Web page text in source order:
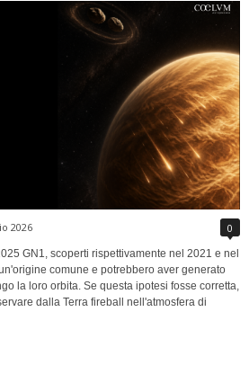
2026 0
GN1, scoperti rispettivamente nel 2021 e nel
comune e potrebbero aver generato
la loro orbita. Se questa ipotesi fosse corretta,
dalla Terra fireball nell'atmosfera di